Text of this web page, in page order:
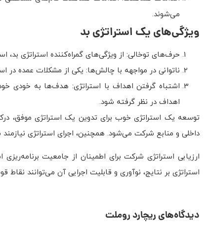
می‌شوند.
ویژگی‌های یک استراتژی بد
حرف‌های توخالی: از ویژگی‌های گمراه‌کننده استراتژی
ناتوانی در مواجهه با چالش‌ها: یکی از مشکلات عمده
اشتباه گرفتن اهداف با استراتژی: هدف‌ها به خودی
اهداف در نظر گرفته شود.
توسعه یک استراتژی خوب برای تدوین یک استراتژی موفق،
داخلی و منابع شرکت می‌شود. همچنین، اجرای استراتژی
ارزیابی استراتژی شرکت برای اطمینان از جامعیت
استراتژی بر نتایج، نوآوری و قابلیت اجرایی آن می‌توانند
دیدگاه‌های ریچارد روملت